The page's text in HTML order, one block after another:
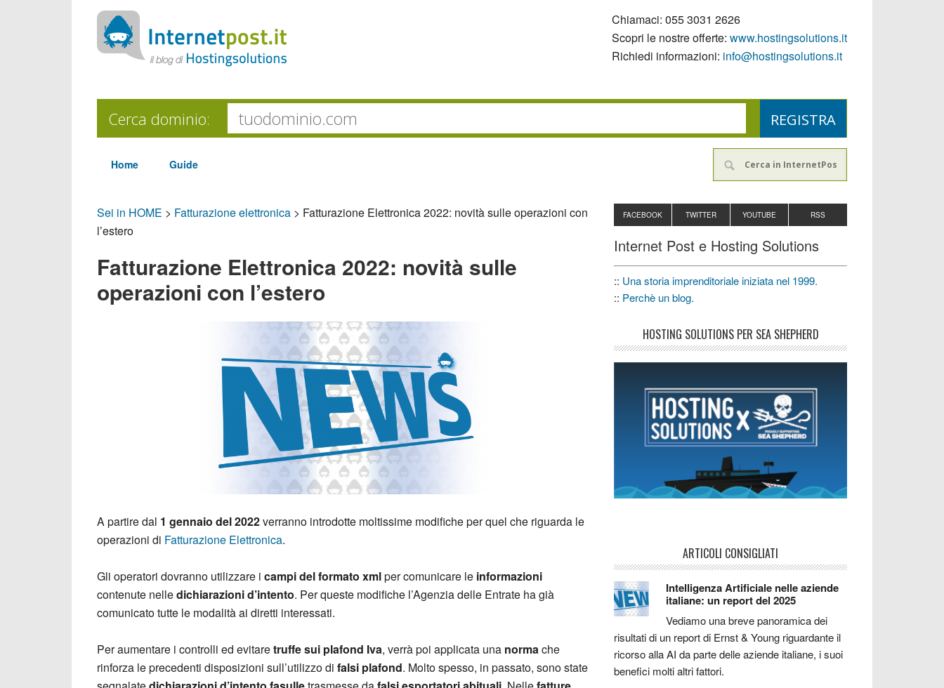
Chiamaci: 055 3031 2626
Scopri le nostre offerte: www.hostingsolutions.it
Richiedi informazioni: info@hostingsolutions.it
Cerca dominio:
Home Guide
Sei in HOME > Fatturazione elettronica > Fatturazione Elettronica 2022: novità sulle operazioni con
l’estero
Fatturazione Elettronica 2022: novità sulle
operazioni con l’estero
A partire dal 1 gennaio del 2022verranno introdotte moltissime modifiche per quel che riguarda le
operazioni di Fatturazione Elettronica.
Gli operatori dovranno utilizzare i campi del formato xmlper comunicare le informazioni
contenute nelledichiarazioni d’intento. Per queste modifiche l’Agenzia delle Entrate ha già
comunicato tutte le modalità ai diretti interessati.
Per aumentare i controlli ed evitaretruffe sui plafond Iva, verrà poi applicata una normache
rinforza le precedenti disposizioni sull’utilizzo di falsi plafond. Molto spesso, in passato, sono state
FACEBOOK TWITTER YOUTUBE RSS
Internet Post e Hosting Solutions
:: Una storia imprenditoriale iniziata nel 1999.
:: Perchè un blog.
HOSTING SOLUTIONS PER SEA SHEPHERD
ARTICOLI CONSIGLIATI
Intelligenza Artificiale nelle aziende
italiane: un report del 2025
Vediamo una breve panoramica dei
risultati di un report di Ernst & Young riguardante il
ricorso alla AI da parte delle aziende italiane, i suoi
benefici molti altri fattori.